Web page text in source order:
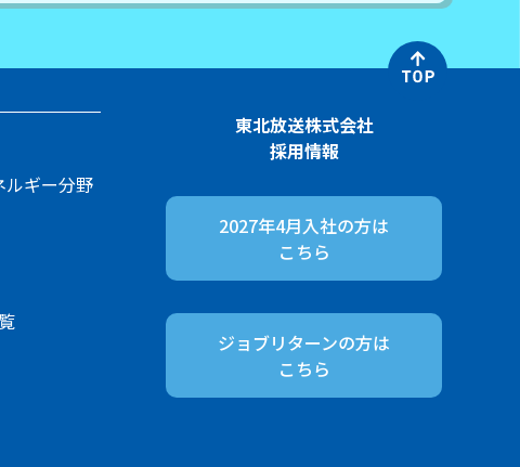
ルギー分野
東北放送株式会社
採用情報
2027年4月入社の方は
こちら
ジョブリターンの方は
こちら